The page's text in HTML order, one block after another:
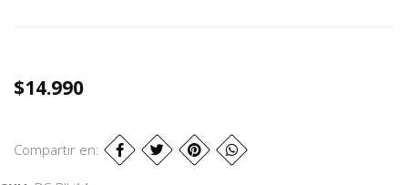
$14.990
Compartir en: